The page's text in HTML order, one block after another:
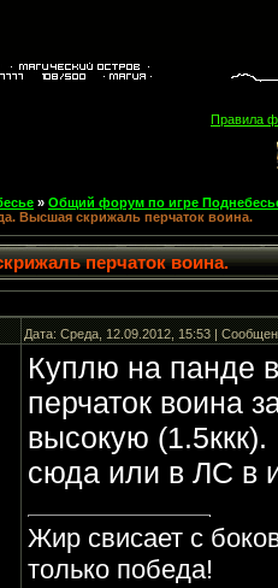
Правила
» Общий форум по игре
Высшая скрижаль перчаток воина.
перчаток воина.
Дата: Среда, 12.09.2012, 15:53 |
Куплю на панде
перчаток воина
высокую
сюда или в ЛС в
Жир свисает с
только победа!